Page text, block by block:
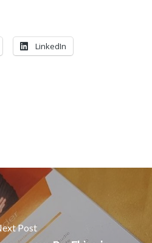
LinkedIn
Post